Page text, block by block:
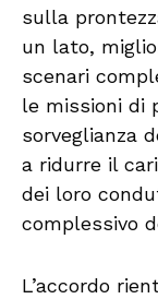
sulla
un lato,
scenari
le missioni di
sorveglianza
a ridurre il
dei loro
complessivo
L’accordo